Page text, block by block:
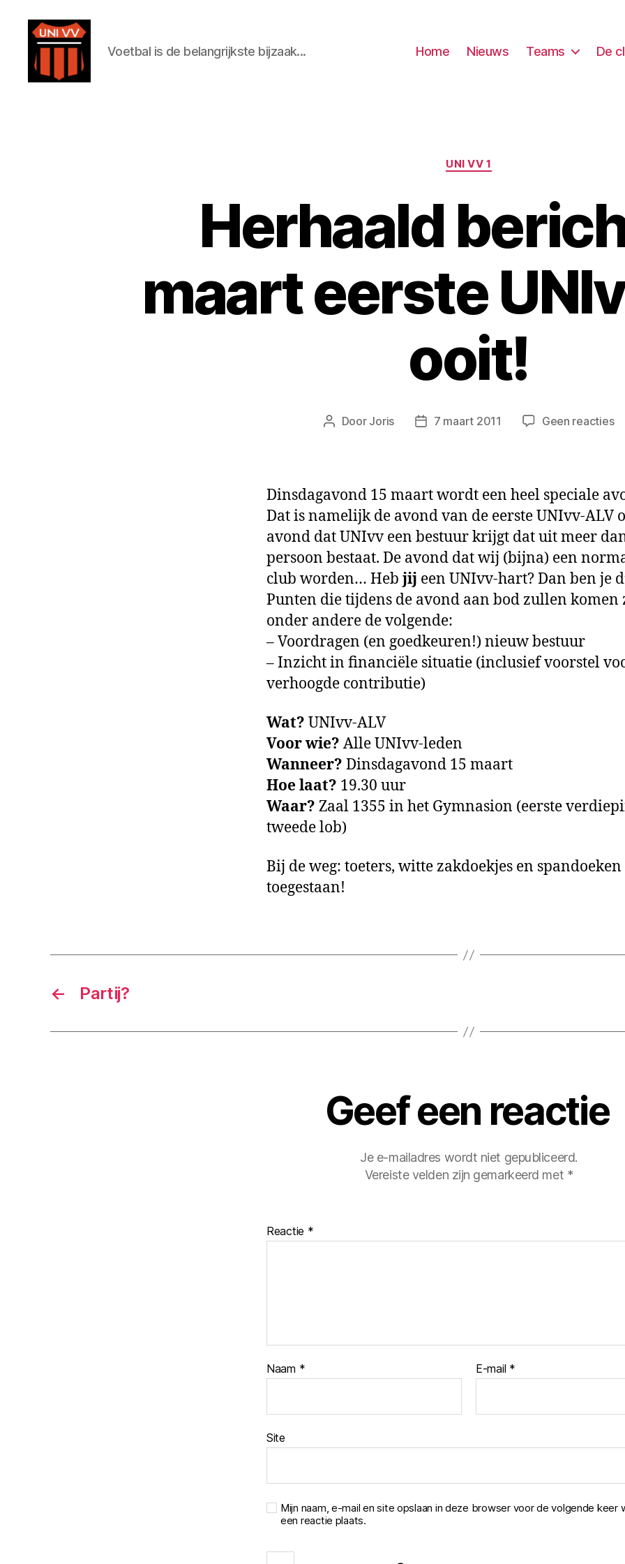
Voetbal is de belangrijkste bijzaak... Home Nieuws Teams De
Categorieën
UNI VV 1
Herhaald
maart eerste
ooit!
Berichtauteur
Door Joris Berichtdatum
7 maart 2011 Geen reactiesop
Dinsdagavond 15 maart wordt een heel speciale
Dat is namelijk de avond van de eerste UNIvv-ALV
avond dat UNIvv een bestuur krijgt dat uit meer
persoon bestaat. De avond dat wij (bijna) een
club worden… Heb jij een UNIvv-hart? Dan ben je
Punten die tijdens de avond aan bod zullen komen
onder andere de volgende:
– Voordragen (en goedkeuren!) nieuw bestuur
– Inzicht in financiële situatie (inclusief voorstel
verhoogde contributie)
Wat? UNIvv-ALV
Voor wie? Alle UNIvv-leden
Wanneer? Dinsdagavond 15 maart
Hoe laat? 19.30 uur
Waar? Zaal 1355 in het Gymnasion (eerste
tweede lob)
Bij de weg: toeters, witte zakdoekjes en
toegestaan!
← Partij?
Geef een reactie
Je e-mailadres wordt niet gepubliceerd.
Vereiste velden zijn gemarkeerd met *
Reactie *
Naam * E-mail *
Site
Mijn naam, e-mail en site opslaan in deze browser voor de volgende keer
een reactie plaats.